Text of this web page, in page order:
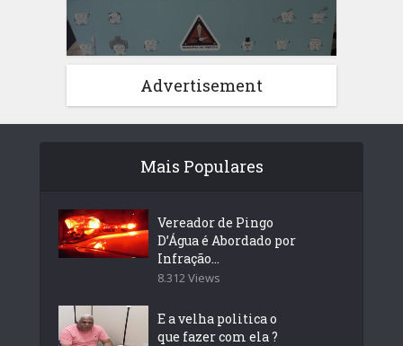
Advertisement
Mais Populares
Vereador de Pingo
D’Água é Abordado por
Infração...
8.312 Views
E a velha politica o
que fazer com ela ?